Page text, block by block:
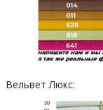
Вельвет Люкс: